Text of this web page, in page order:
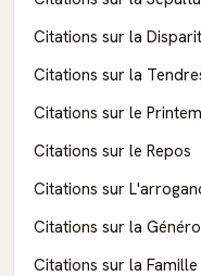
Citations sur la
Citations sur la
Citations sur le
Citations sur le Repos
Citations sur
Citations sur la
Citations sur la Famille